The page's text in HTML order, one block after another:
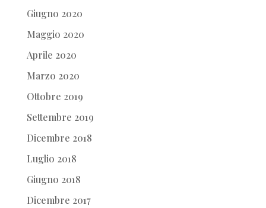
Giugno 2020
Maggio 2020
Aprile 2020
Marzo 2020
Ottobre 2019
Settembre 2019
Dicembre 2018
Luglio 2018
Giugno 2018
Dicembre 2017